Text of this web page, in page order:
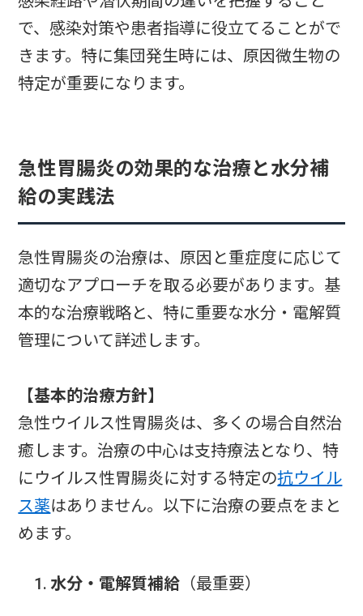
で、感染対策や患者指導に役立てることがで
きます。特に集団発生時には、原因微生物の
特定が重要になります。
急性胃腸炎の効果的な治療と水分補
給の実践法
急性胃腸炎の治療は、原因と重症度に応じて
適切なアプローチを取る必要があります。基
本的な治療戦略と、特に重要な水分・電解質
管理について詳述します。
【基本的治療方針】
急性ウイルス性胃腸炎は、多くの場合自然治
癒します。治療の中心は支持療法となり、特
にウイルス性胃腸炎に対する特定の抗ウイル
ス薬はありません。以下に治療の要点をまと
めます。
水分・電解質補給 （最重要）